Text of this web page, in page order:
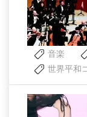
音楽
世界平和